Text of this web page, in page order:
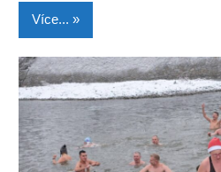
Více...